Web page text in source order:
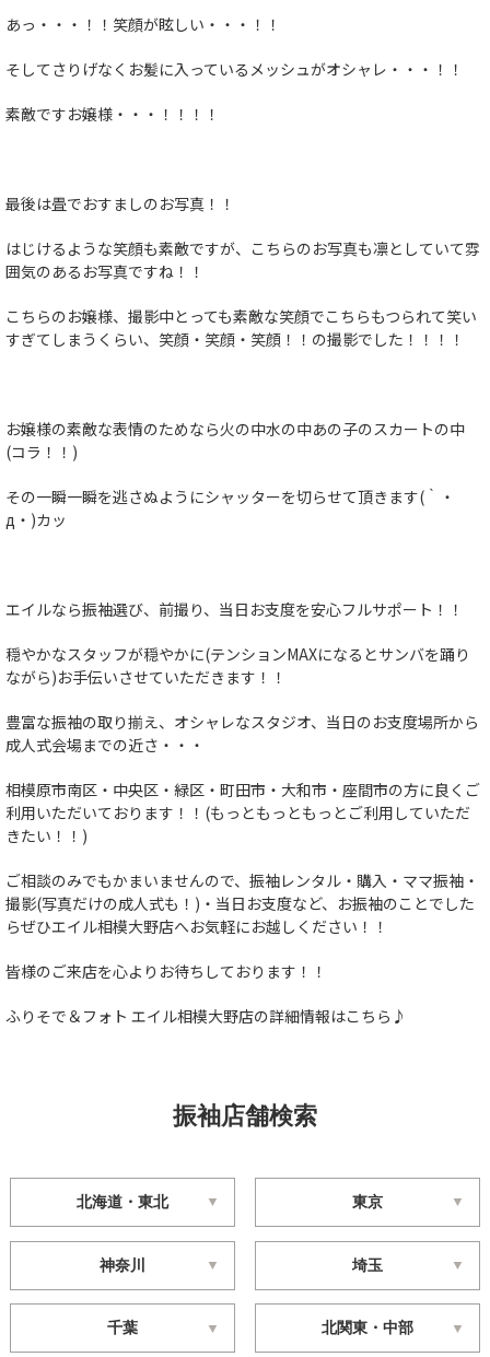
あっ・・・！！笑顔が眩しい・・・！！
そしてさりげなくお髪に入っているメッシュがオシャレ・・・！！
素敵ですお嬢様・・・！！！！
最後は畳でおすましのお写真！！
はじけるような笑顔も素敵ですが、こちらのお写真も凛としていて雰
囲気のあるお写真ですね！！
こちらのお嬢様、撮影中とっても素敵な笑顔でこちらもつられて笑い
すぎてしまうくらい、笑顔・笑顔・笑顔！！の撮影でした！！！！
お嬢様の素敵な表情のためなら火の中水の中あの子のスカートの中
(コラ！！)
その一瞬一瞬を逃さぬようにシャッターを切らせて頂きます(｀・
д・)カッ
エイルなら振袖選び、前撮り、当日お支度を安心フルサポート！！
穏やかなスタッフが穏やかに(テンションMAXになるとサンバを踊り
ながら)お手伝いさせていただきます！！
豊富な振袖の取り揃え、オシャレなスタジオ、当日のお支度場所から
成人式会場までの近さ・・・
相模原市南区・中央区・緑区・町田市・大和市・座間市の方に良くご
利用いただいております！！(もっともっともっとご利用していただ
きたい！！)
ご相談のみでもかまいませんので、振袖レンタル・購入・ママ振袖・
撮影(写真だけの成人式も！)・当日お支度など、お振袖のことでした
らぜひエイル相模大野店へお気軽にお越しください！！
皆様のご来店を心よりお待ちしております！！
ふりそで＆フォト エイル相模大野店の詳細情報はこちら♪
振袖店舗検索
北海道・東北 東京
神奈川 埼玉
千葉 北関東・中部